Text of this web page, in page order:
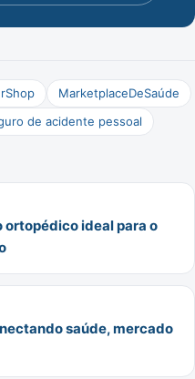
MarketplaceDeSaúde
de acidente pessoal
ortopédico ideal para o
saúde, mercado